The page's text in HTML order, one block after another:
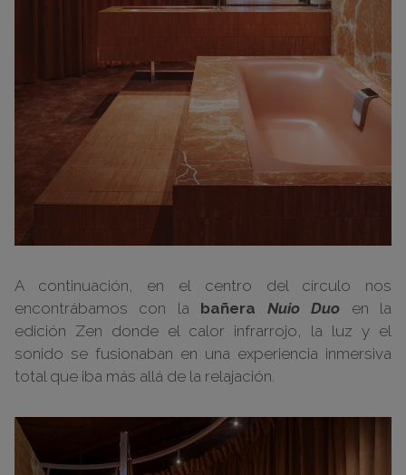
A continuación, en el centro del círculo nos
encontrábamos con la bañera Nuio Duo en la
edición Zen donde el calor infrarrojo, la luz y el
sonido se fusionaban en una experiencia inmersiva
total que iba más allá de la relajación.